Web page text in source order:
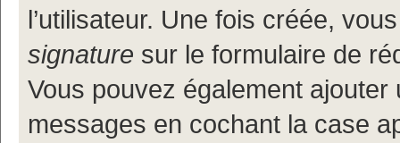
l’utilisateur. Une fois créée,
signature sur le formulaire de
Vous pouvez également
messages en cochant la case